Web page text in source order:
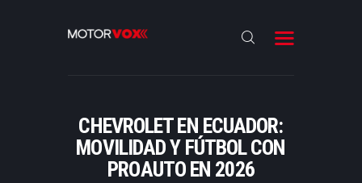
CHEVROLET EN ECUADOR:
MOVILIDAD Y FÚTBOL CON
PROAUTO EN 2026
LANZAMIENTOS
ESPECIALES